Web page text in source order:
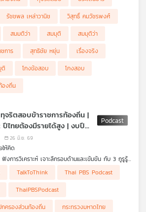
รัชชพล เหล่าวานิช
วิสุทธิ์ คมวัชรพงศ์
สมมติว่า สมมุติ
สมมุติว่า
การ
สุทธิชัย หยุ่น
เรื่องจริง
ติ
โกงข้อสอบ
โกงสอบ
องถิ่น
จริตสอบข้าราชการท้องถิ่น |
ปีไทยต้องมีรายได้สูง | งบปี
ไรไหม
26 มิ.ย. 69
ให้คิด
งการวิเคราะห์ เจาะลึกรอบด้านและเข้มข้น กับ 3 กูรูรู้
ข้าราชการท้องถิ่น" วิบากกรรมกระทรวงมหาดไทย !
ดภูเก็ต กลับเข้าปฏิบัติหน้าที่ตามเดิม
ณางบประมาณปี 70 มีอะไรน่ากังวลหรือไม่ ?
TalkToThink
Thai PBS Podcast
ThaiPBSPodcast
กครองส่วนท้องถิ่น
กระทรวงมหาดไทย